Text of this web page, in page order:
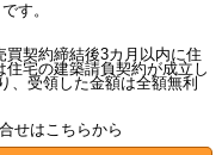
す。
契約締結後3カ月以内に住
宅の建築請負契約が成立し
、受領した金額は全額無利
せはこちらから